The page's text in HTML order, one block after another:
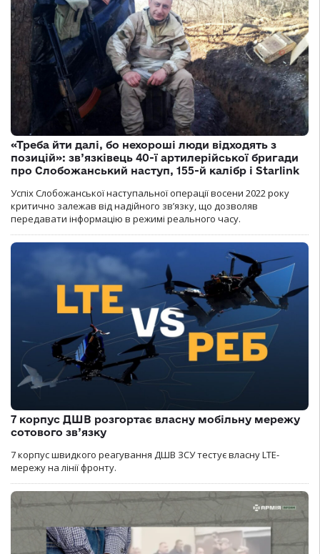
«Треба йти далі, бо нехороші люди відходять з
позицій»: зв’язківець 40-ї артилерійської бригади
про Слобожанський наступ, 155-й калібр і Starlink
Успіх Слобожанської наступальної операції восени 2022 року
критично залежав від надійного зв’язку, що дозволяв
передавати інформацію в режимі реального часу.
7 корпус ДШВ розгортає власну мобільну мережу
сотового зв’язку
7 корпус швидкого реагування ДШВ ЗСУ тестує власну LTE-
мережу на лінії фронту.